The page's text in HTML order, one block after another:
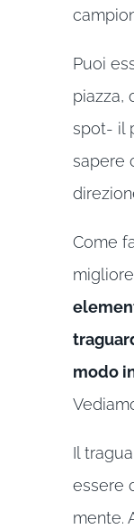
Puoi
piazza,
spot- il
sapere
Come
modo
Il
essere
mente.